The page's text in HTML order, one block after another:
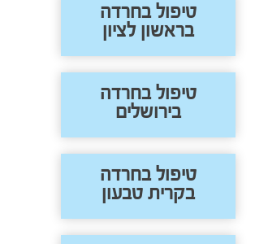
טיפול בחרדה
בראשון לציון
טיפול בחרדה
בירושלים
טיפול בחרדה
בקרית טבעון